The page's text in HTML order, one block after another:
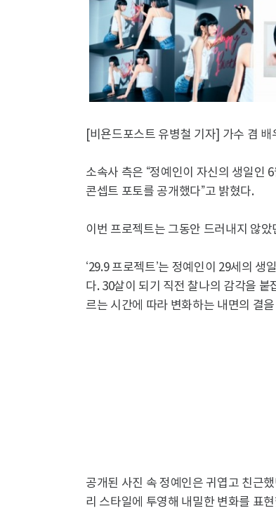
[비욘드포스트 유병철 기자] 가수 겸
소속사 측은 “정예인이 자신의 생일인
콘셉트 포토를 공개했다”고 밝혔다.
이번 프로젝트는 그동안 드러내지 않
‘29.9 프로젝트’는 정예인이 29세의
다. 30살이 되기 직전 찰나의 감각을
르는 시간에 따라 변화하는 내면의 결
공개된 사진 속 정예인은 귀엽고 친근
리 스타일에 투영해 내밀한 변화를 표